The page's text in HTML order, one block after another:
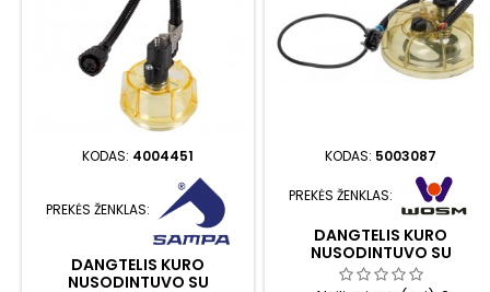
KODAS: 4004451
PREKĖS ŽENKLAS:
DANGTELIS KURO
NUSODINTUVO SU
KODAS: 5003087
PREKĖS ŽENKLAS:
DANGTELIS KURO
NUSODINTUVO SU
PAŠILDYMU